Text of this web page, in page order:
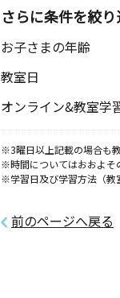
さらに条件を絞
お子さまの年齢
教室日
オンライン&教室学
※3曜日以上記載の場合も
※時間についてはおおよそ
※学習日及び学習方法（教
前のページへ戻る